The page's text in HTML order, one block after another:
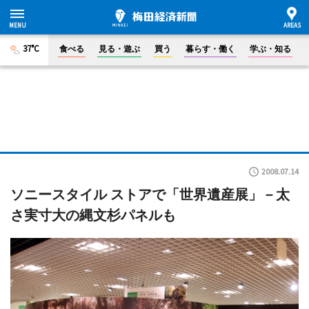
37°C 食べる 見る・遊ぶ 買う 暮らす・働く 学ぶ・知る
2008.07.14
ソニースタイル ストアで「世界遺産展」－太
さ実寸大の縄文杉パネルも